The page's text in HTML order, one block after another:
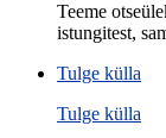
Teeme
istungitest,
Tulge külla
Tulge külla